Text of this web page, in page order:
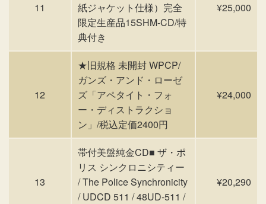
11
紙ジャケット仕様）完全
限定生産品15SHM-CD/特
典付き
¥25,000
12
★旧規格 未開封 WPCP/
ガンズ・アンド・ローゼ
ズ「アペタイト・フォ
ー・ディストラクショ
ン」/税込定価2400円
¥24,000
13
帯付美盤純金CD■ ザ・ポ
リス シンクロニシティー
/ The Police Synchronicity
/ UDCD 511 / 48UD-511 /
¥20,290